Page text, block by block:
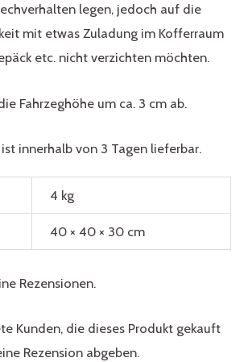
legen, jedoch auf die
mit etwas Zuladung im Kofferraum
etc. nicht verzichten möchten.
Fahrzeghöhe um ca. 3 cm ab.
innerhalb von 3 Tagen lieferbar.
4 kg
40 × 40 × 30 cm
Rezensionen.
Kunden, die dieses Produkt gekauft
Rezension abgeben.